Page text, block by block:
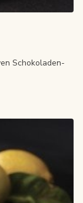
Schokoladen-